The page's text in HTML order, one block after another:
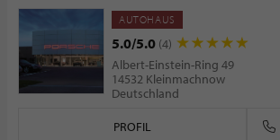
AUTOHAUS
5.0/5.0 (4)
Albert-Einstein-Ring 49
14532 Kleinmachnow
Deutschland
PROFIL